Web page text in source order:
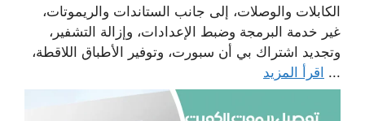
الكابلات والوصلات، إلى جانب الستاندات والريموتات،
غير خدمة البرمجة وضبط الإعدادات، وإزالة التشفير،
وتجديد اشتراك بي أن سبورت، وتوفير الأطباق اللاقطة،
... اقرأ المزيد